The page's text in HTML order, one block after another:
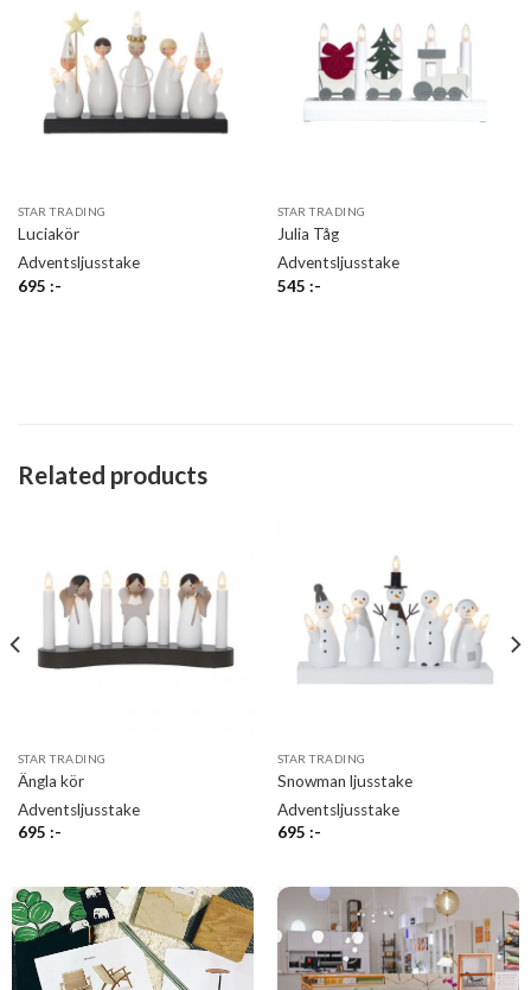
STAR TRADING
Luciakör
Adventsljusstake
695 :-
STAR TRADING
Julia Tåg
Adventsljusstake
545 :-
Related products
STAR TRADING
Ängla kör
Adventsljusstake
695 :-
STAR TRADING
Snowman ljusstake
Adventsljusstake
695 :-